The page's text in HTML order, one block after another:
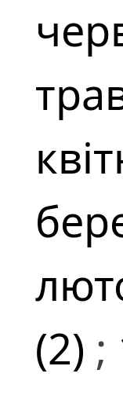
(2) ;